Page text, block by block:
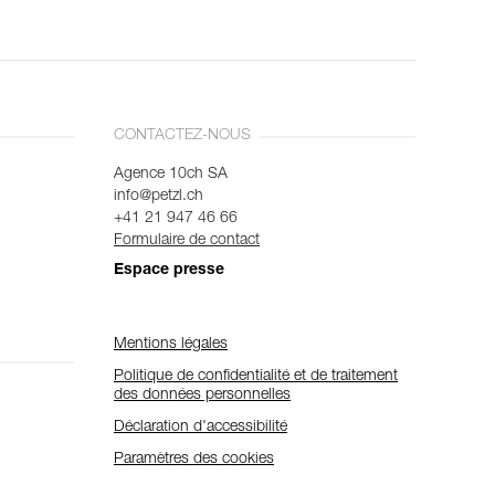
CONTACTEZ-NOUS
Agence 10ch SA
info@petzl.ch
+41 21 947 46 66
Formulaire de contact
Espace presse
Mentions légales
Politique de confidentialité et de traitement
des données personnelles
Déclaration d'accessibilité
Paramètres des cookies